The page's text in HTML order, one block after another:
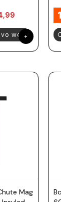
web
Mag